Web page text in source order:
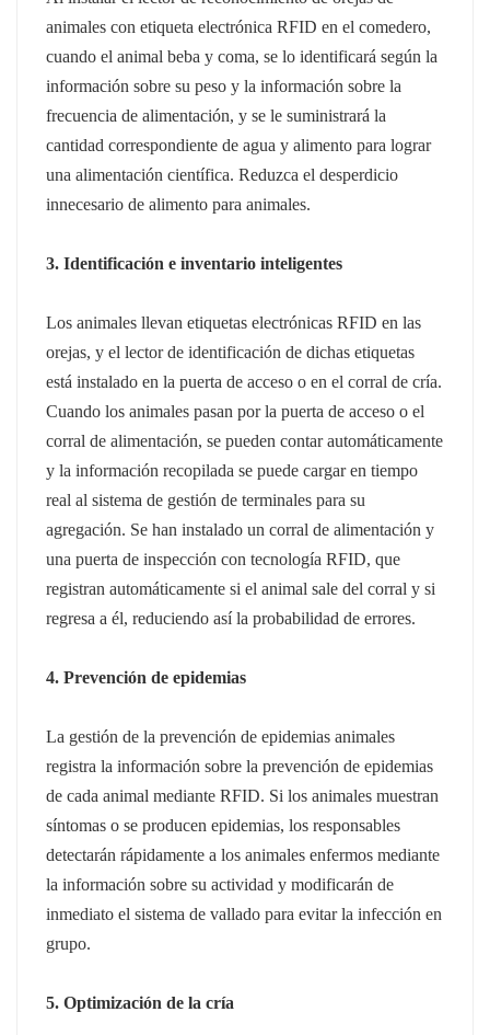
animales con etiqueta electrónica RFID en el comedero,
cuando el animal beba y coma, se lo identificará según la
información sobre su peso y la información sobre la
frecuencia de alimentación, y se le suministrará la
cantidad correspondiente de agua y alimento para lograr
una alimentación científica.Reduzca el desperdicio
innecesario de alimento para animales.
3. Identificación e inventario inteligentes
Los animales llevan etiquetas electrónicas RFID en las
orejas, y el lector de identificación de dichas etiquetas
está instalado en la puerta de acceso o en el corral de cría.
Cuando los animales pasan por la puerta de acceso o el
corral de alimentación, se pueden contar automáticamente
y la información recopilada se puede cargar en tiempo
real al sistema de gestión de terminales para su
agregación. Se han instalado un corral de alimentación y
una puerta de inspección con tecnología RFID, que
registran automáticamente si el animal sale del corral y si
regresa a él, reduciendo así la probabilidad de errores.
4. Prevención de epidemias
La gestión de la prevención de epidemias animales
registra la información sobre la prevención de epidemias
de cada animal mediante RFID. Si los animales muestran
síntomas o se producen epidemias, los responsables
detectarán rápidamente a los animales enfermos mediante
la información sobre su actividad y modificarán de
inmediato el sistema de vallado para evitar la infección en
grupo.
5. Optimización de la cría